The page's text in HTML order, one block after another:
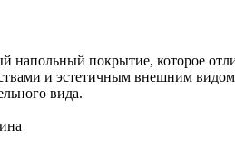
покрытие, которое
и эстетичным внешним
вида.